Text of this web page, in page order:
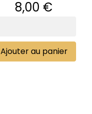
Prix
8,00 €
Ajouter au panier